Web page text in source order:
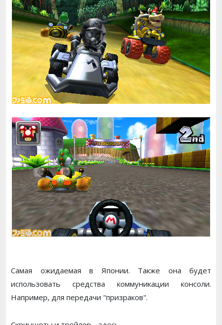
Самая ожидаемая в Японии. Также она будет
использовать средства коммуникации консоли.
Например, для передачи "призраков".